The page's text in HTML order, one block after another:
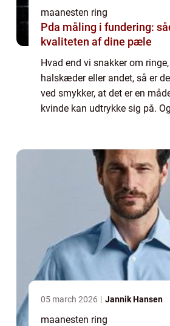
maanesten ring
Pda måling i fundering:
kvaliteten af dine pæle
Hvad end vi snakker om
halskæder eller andet, så er
ved smykker, at det er en
kvinde kan udtrykke sig på.
05 march 2026 Jannik Hansen
maanesten ring